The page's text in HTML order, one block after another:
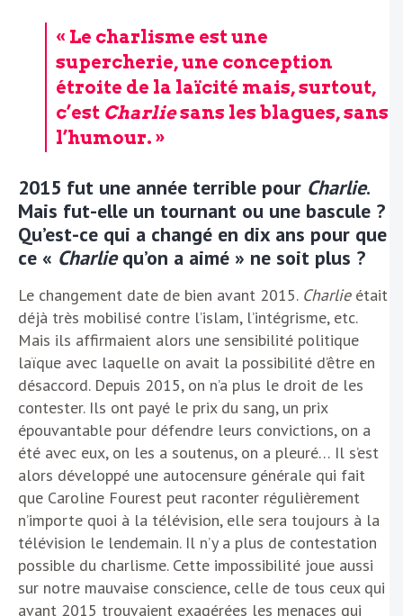
« Le charlisme est une
supercherie, une conception
étroite de la laïcité mais, surtout,
c’est Charliesans les blagues, sans
l’humour. »
2015 fut une année terrible pour Charlie.
Mais fut-elle un tournant ou une bascule ?
Qu’est-ce qui a changé en dix ans pour que
ce « Charliequ’on a aimé » ne soit plus ?
Le changement date de bien avant 2015. Charlieétait
déjà très mobilisé contre l’islam, l’intégrisme, etc.
Mais ils affirmaient alors une sensibilité politique
laïque avec laquelle on avait la possibilité d’être en
désaccord. Depuis 2015, on n’a plus le droit de les
contester. Ils ont payé le prix du sang, un prix
épouvantable pour défendre leurs convictions, on a
été avec eux, on les a soutenus, on a pleuré… Il s’est
alors développé une autocensure générale qui fait
que Caroline Fourest peut raconter régulièrement
n’importe quoi à la télévision, elle sera toujours à la
télévision le lendemain. Il n’y a plus de contestation
possible du charlisme. Cette impossibilité joue aussi
sur notre mauvaise conscience, celle de tous ceux qui
avant 2015 trouvaient exagérées les menaces qui